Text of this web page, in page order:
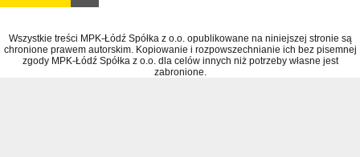
Wszystkie treści MPK-Łódź Spółka z o.o. opublikowane na niniejszej stronie są
chronione prawem autorskim. Kopiowanie i rozpowszechnianie ich bez pisemnej
zgody MPK-Łódź Spółka z o.o. dla celów innych niż potrzeby własne jest
zabronione.